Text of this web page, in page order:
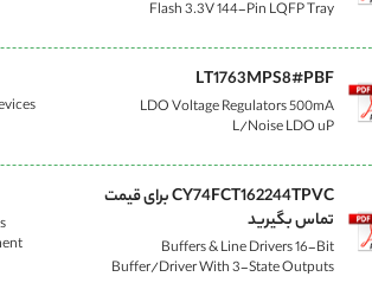
Flash 3.3V 144-Pin LQFP Tray
LT1763MPS8#PBF
LDO Voltage Regulators 500mA
L/Noise LDO uP
CY74FCT162244TPVC برای قیمت
تماس بگیرید
Buffers & Line Drivers 16-Bit
Buffer/Driver With 3-State Outputs